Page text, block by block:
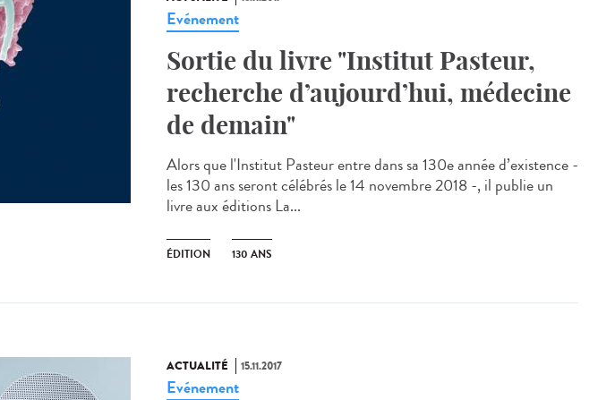
Evénement
Sortie du livre "Institut Pasteur,
recherche d’aujourd’hui, médecine
de demain"
Alors que l'Institut Pasteur entre dans sa 130e année d’existence -
les 130 ans seront célébrés le 14 novembre 2018 -, il publie un
livre aux éditions La...
ÉDITION 130 ANS
ACTUALITÉ 15.11.2017
Evénement